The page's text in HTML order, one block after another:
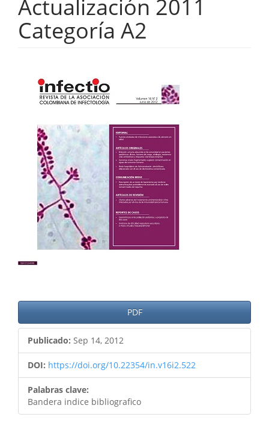
Actualización 2011
Categoría A2
lateral
del
artículo
PDF
Publicado: Sep 14, 2012
DOI: https://doi.org/10.22354/in.v16i2.522
Palabras clave:
Bandera indice bibliografico